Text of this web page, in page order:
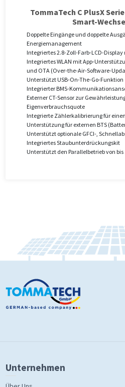
TommaTech C PlusX
Smart-
Doppelte Eingänge und doppelte
Energiemanagement
Integriertes 2.8-Zoll-Farb-LCD-
Integriertes WLAN mit App-
und OTA (Over-the-Air-Software-
Unterstützt USB-On-The-Go-Funktion
Integrierter BMS-
Externer CT-Sensor zur
Eigenverbrauchsquote
Integrierte Zählerkalibrierung für
Unterstützung für externen BTS
Unterstützt optionale GFCI-,
Integriertes Staubunterdrückungskit
Unterstützt den Parallelbetrieb von bis
Unternehmen